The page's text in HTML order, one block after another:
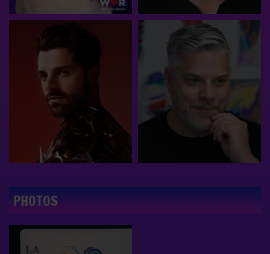
PHOTOS